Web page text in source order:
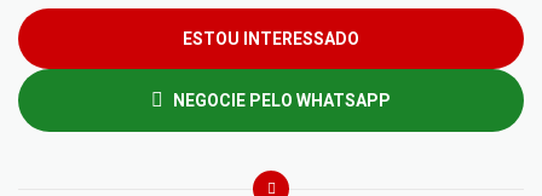
ESTOU INTERESSADO
NEGOCIE PELO WHATSAPP